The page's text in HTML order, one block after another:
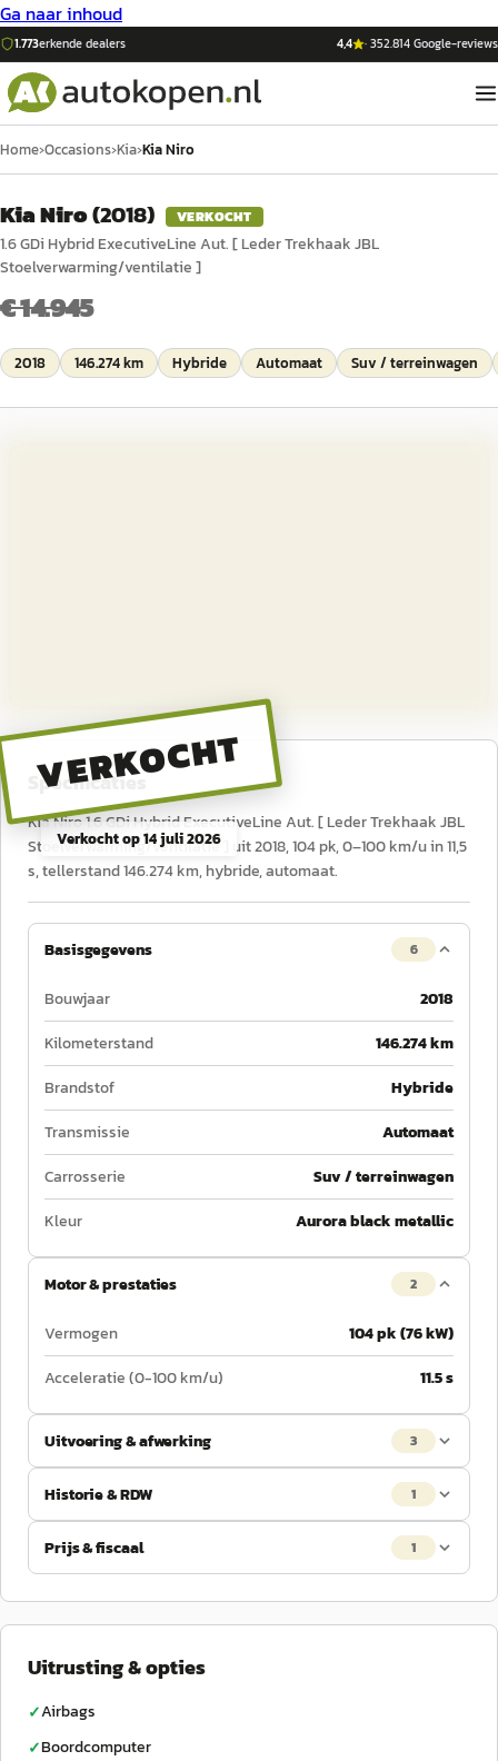
Ga naar inhoud
1.773erkende dealers 4,4 ·352.814Google-reviews
Home›Occasions›Kia›Kia Niro
Kia Niro(2018) VERKOCHT
1.6 GDi Hybrid ExecutiveLine Aut. [ Leder Trekhaak JBL
Stoelverwarming/ventilatie ]
€ 14.945
2018 146.274 km Hybride Automaat Suv / terreinwagen
VERKOCHT
Verkocht op14 juli 2026
Specificaties
Kia Niro 1.6 GDi Hybrid ExecutiveLine Aut. [ Leder Trekhaak JBL
Stoelverwarming/ventilatie ] uit 2018, 104 pk, 0–100 km/u in 11,5
s, tellerstand 146.274 km, hybride, automaat.
Basisgegevens 6
Bouwjaar
2018
Kilometerstand
146.274 km
Brandstof
Hybride
Transmissie
Automaat
Carrosserie
Suv / terreinwagen
Kleur
Aurora black metallic
Motor & prestaties 2
Vermogen
104 pk (76 kW)
Acceleratie (0-100 km/u)
11.5 s
Uitvoering & afwerking 3
Historie & RDW 1
Prijs & fiscaal 1
Uitrusting & opties
✓Airbags
✓Boordcomputer